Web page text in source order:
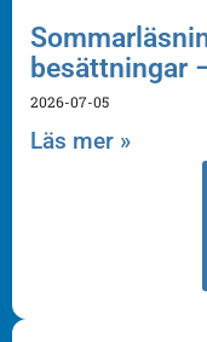
besättningar
2026-07-05
Läs mer »